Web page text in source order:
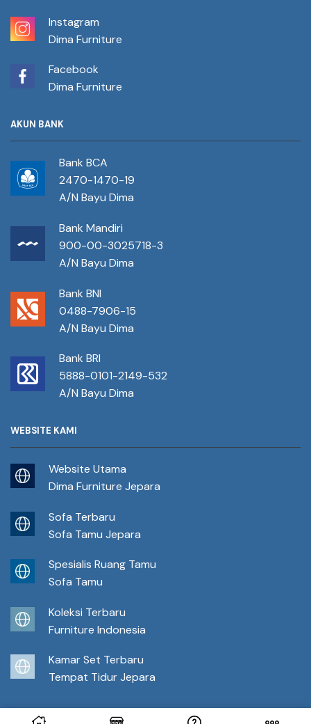
Instagram
Dima Furniture
Facebook
Dima Furniture
AKUN BANK
Bank BCA
2470-1470-19
A/N Bayu Dima
Bank Mandiri
900-00-3025718-3
A/N Bayu Dima
Bank BNI
0488-7906-15
A/N Bayu Dima
Bank BRI
5888-0101-2149-532
A/N Bayu Dima
WEBSITE KAMI
Website Utama
Dima Furniture Jepara
Sofa Terbaru
Sofa Tamu Jepara
Spesialis Ruang Tamu
Sofa Tamu
Koleksi Terbaru
Furniture Indonesia
Kamar Set Terbaru
Tempat Tidur Jepara